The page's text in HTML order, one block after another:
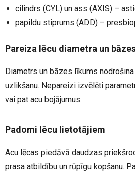
cilindrs (CYL) un ass (AXIS) –
papildu stiprums (ADD) –
Pareiza lēcu diametra un
Diametrs un bāzes līkums
uzlikšanu. Nepareizi izvēlēti
vai pat acu bojājumus.
Padomi lēcu lietotājiem
Acu lēcas piedāvā daudzas
prasa atbildību un rūpīgu kopšanu.